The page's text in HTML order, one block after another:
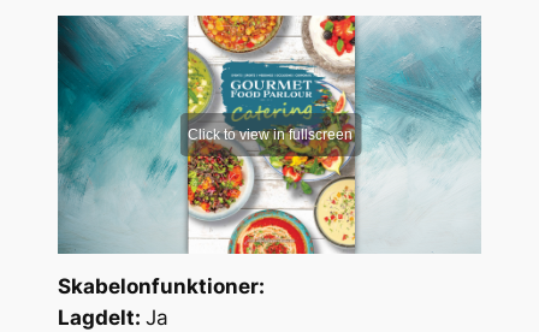
Skabelonfunktioner:
Lagdelt: Ja